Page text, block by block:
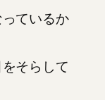
ているか
そらして